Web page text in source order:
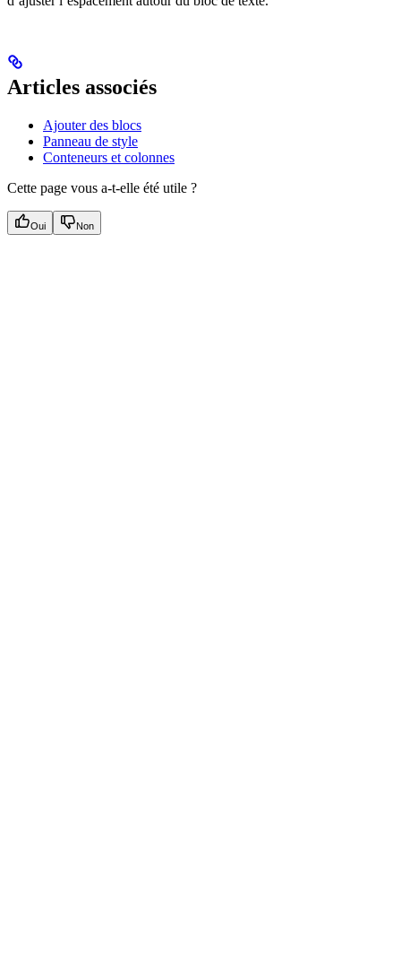
Articles associés
Ajouter des blocs
Panneau de style
Conteneurs et colonnes
Cette page vous a-t-elle été utile ?
Oui Non